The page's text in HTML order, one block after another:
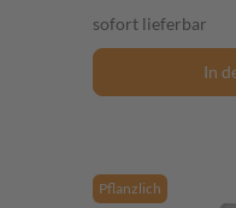
sofort lieferbar
In
Pflanzlich